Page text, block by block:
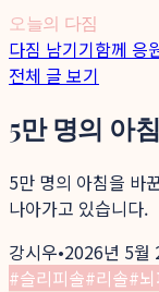
오늘의 다짐
다짐 남기기함께 응
전체 글 보기
5만 명의 아
5만 명의 아침을 바
나아가고 있습니다.
강시우•2026년 5월
#슬리피솔#리솔#